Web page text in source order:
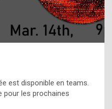
est disponible en teams.
pour les prochaines